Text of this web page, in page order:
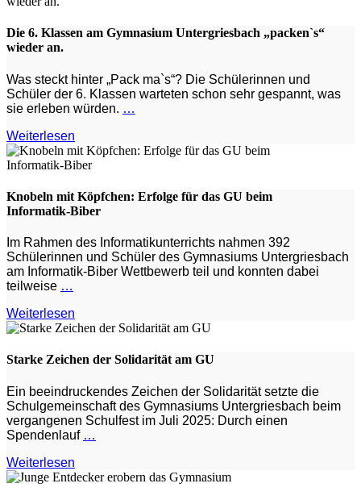
Die 6. Klassen am Gymnasium Untergriesbach „packen`s“
wieder an.
Was steckt hinter „Pack ma`s“? Die Schülerinnen und
Schüler der 6. Klassen warteten schon sehr gespannt, was
sie erleben würden. …
Weiterlesen
Knobeln mit Köpfchen: Erfolge für das GU beim
Informatik‑Biber
Im Rahmen des Informatikunterrichts nahmen 392
Schülerinnen und Schüler des Gymnasiums Untergriesbach
am Informatik-Biber Wettbewerb teil und konnten dabei
teilweise …
Weiterlesen
Starke Zeichen der Solidarität am GU
Ein beeindruckendes Zeichen der Solidarität setzte die
Schulgemeinschaft des Gymnasiums Untergriesbach beim
vergangenen Schulfest im Juli 2025: Durch einen
Spendenlauf …
Weiterlesen